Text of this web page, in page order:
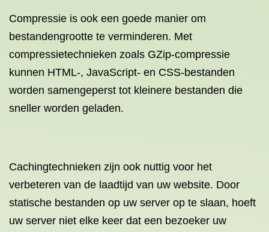
Compressie is ook een goede manier om
bestandengrootte te verminderen. Met
compressietechnieken zoals GZip-compressie
kunnen HTML-, JavaScript- en CSS-bestanden
worden samengeperst tot kleinere bestanden die
sneller worden geladen.
Cachingtechnieken zijn ook nuttig voor het
verbeteren van de laadtijd van uw website. Door
statische bestanden op uw server op te slaan, hoeft
uw server niet elke keer dat een bezoeker uw